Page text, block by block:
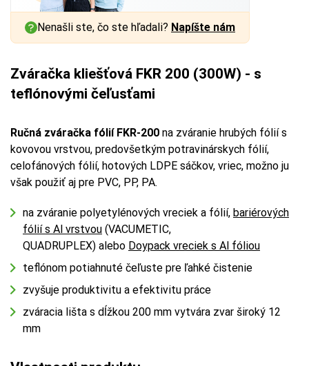
Nenašli ste, čo ste hľadali? Napíšte nám
Zváračka kliešťová FKR 200 (300W) - s
teflónovými čeľusťami
Ručná zváračka fólií FKR-200 na zváranie hrubých fólií s
kovovou vrstvou, predovšetkým potravinárskych fólií,
celofánových fólií, hotových LDPE sáčkov, vriec, možno ju
však použiť aj pre PVC, PP, PA.
na zváranie polyetylénových vreciek a fólií, bariérových
fólií s Al vrstvou (VACUMETIC,
QUADRUPLEX) alebo Doypack vreciek s Al fóliou
teflónom potiahnuté čeľuste pre ľahké čistenie
zvyšuje produktivitu a efektivitu práce
zváracia lišta s dĺžkou 200 mm vytvára zvar široký 12
mm